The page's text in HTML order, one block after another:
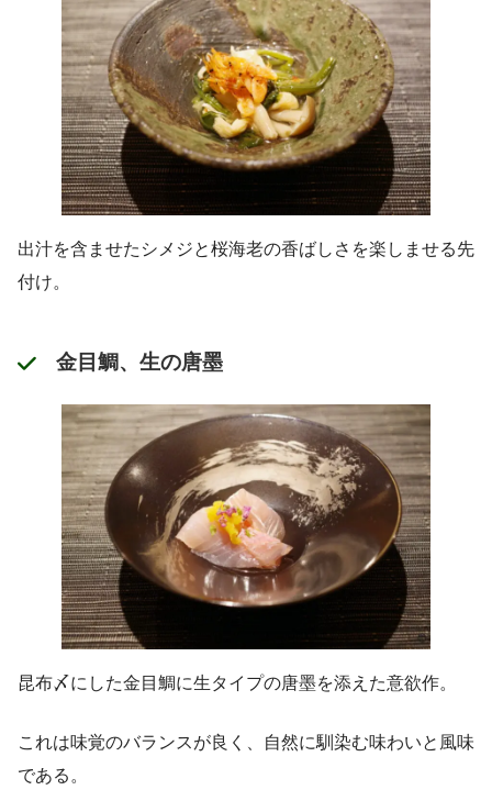
出汁を含ませたシメジと桜海老の香ばしさを楽しませる先
付け。
金目鯛、生の唐墨
昆布〆にした金目鯛に生タイプの唐墨を添えた意欲作。
これは味覚のバランスが良く、自然に馴染む味わいと風味
である。